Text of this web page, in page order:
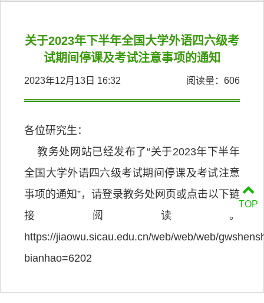
关于2023年下半年全国大学外语四六级考
试期间停课及考试注意事项的通知
2023年12月13日 16:32 阅读量： 606
各位研究生：
教务处网站已经发布了“关于2023年下半年
全国大学外语四六级考试期间停课及考试注意
事项的通知”，请登录教务处网页或点击以下链
接阅读。
https://jiaowu.sicau.edu.cn/web/web/web/
bianhao=6202
TOP